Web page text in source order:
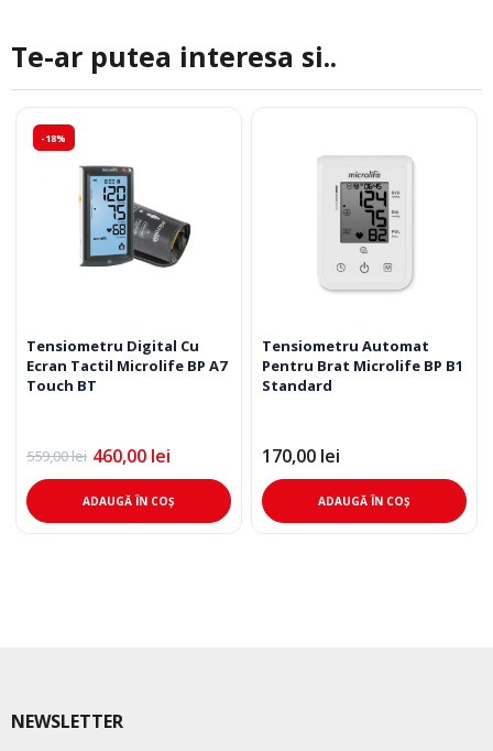
Te-ar putea interesa si..
-18%
Tensiometru Digital Cu
Ecran Tactil Microlife BP A7
Touch BT
559,00lei
Prețul
inițial
a
fost:
559,00 lei.
460,00 lei
Prețul
curent
este:
460,00 lei.
ADAUGĂ ÎN COȘ
Tensiometru Automat
Pentru Brat Microlife BP B1
Standard
170,00 lei
ADAUGĂ ÎN COȘ
NEWSLETTER